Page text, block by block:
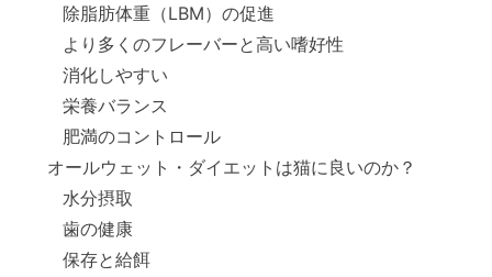
除脂肪体重（LBM）の促進
より多くのフレーバーと高い嗜好性
消化しやすい
栄養バランス
肥満のコントロール
オールウェット・ダイエットは猫に良いのか？
水分摂取
歯の健康
保存と給餌